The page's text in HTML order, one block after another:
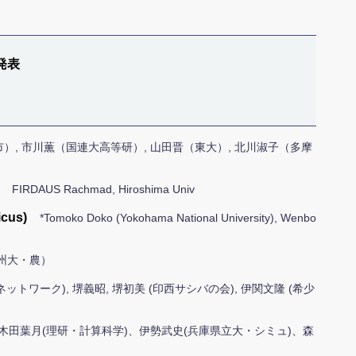
表
, 市川薫（国連大高等研）, 山田晋（東大）, 北川淑子（多摩
FIRDAUS Rachmad, Hiroshima Univ
*Tomoko Doko (Yokohama National University), Wenbo
・農）
トワーク), 堺義昭, 堺初美 (印西サシバの会), 伊関文隆 (希少
田葉月(理研・計算科学)、伊勢武史(兵庫県立大・シミュ)、森